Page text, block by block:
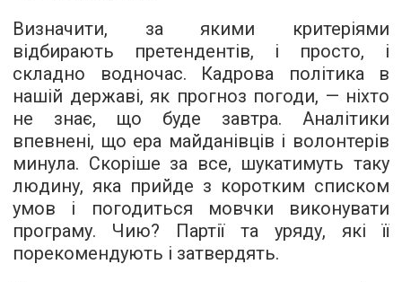
Визначити, за якими критеріями
відбирають претендентів, і просто, і
складно водночас. Кадрова політика в
нашій державі, як прогноз погоди, — ніхто
не знає, що буде завтра. Аналітики
впевнені, що ера майданівців і волонтерів
минула. Скоріше за все, шукатимуть таку
людину, яка прийде з коротким списком
умов і погодиться мовчки виконувати
програму. Чию? Партії та уряду, які її
порекомендують і затвердять.